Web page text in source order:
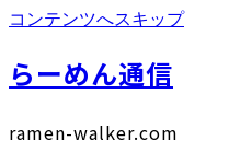
コンテンツへスキップ
らーめん通信
ramen-walker.com